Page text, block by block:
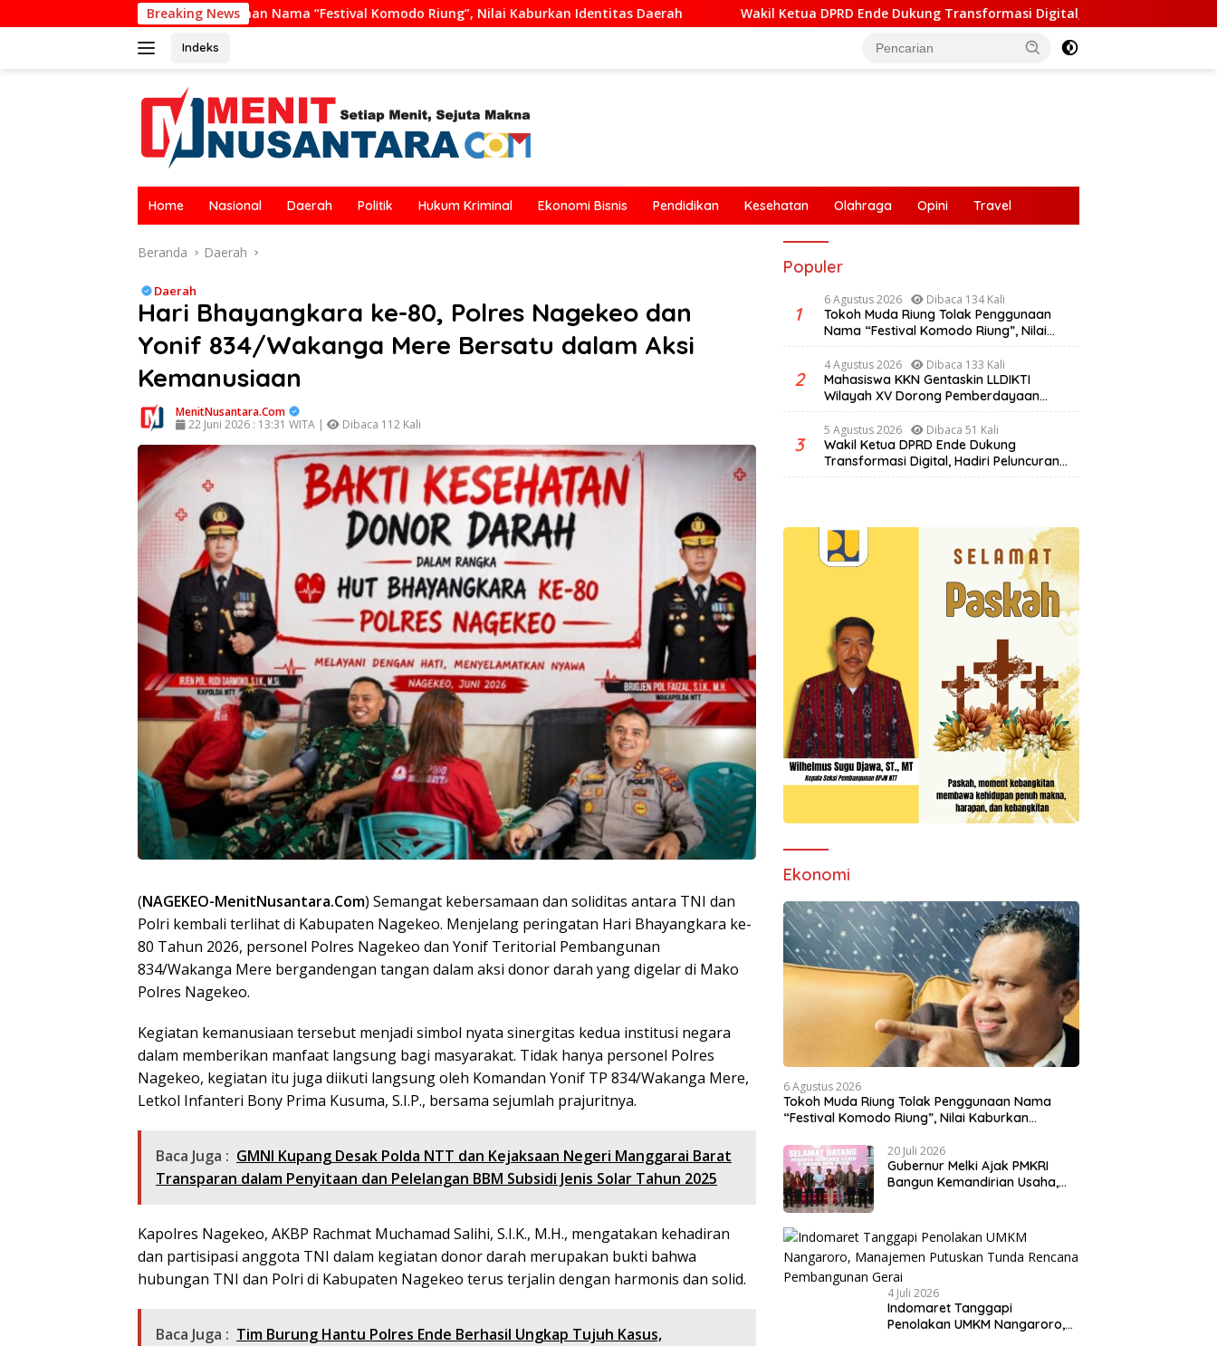
ke
Breaking News
Nama “Festival Komodo Riung”, Nilai Kaburkan Identitas Daerah Wakil Ketua DPRD Ende Dukung Transformasi Digital, Hadiri Peluncuran ELiA dan Implementasi SRIKANDI
Indeks
Home Nasional Daerah Politik Hukum Kriminal Ekonomi Bisnis Pendidikan Kesehatan Olahraga Opini Travel
Beranda Daerah
Daerah
Hari Bhayangkara ke-80, Polres Nagekeo dan
Yonif 834/Wakanga Mere Bersatu dalam Aksi
Kemanusiaan
MenitNusantara.Com
22 Juni 2026 : 13:31 WITA |
Dibaca 112 Kali
(NAGEKEO-MenitNusantara.Com) Semangat kebersamaan dan soliditas antara TNI dan
Polri kembali terlihat di Kabupaten Nagekeo. Menjelang peringatan Hari Bhayangkara ke-
80 Tahun 2026, personel Polres Nagekeo dan Yonif Teritorial Pembangunan
834/Wakanga Mere bergandengan tangan dalam aksi donor darah yang digelar di Mako
Polres Nagekeo.
Kegiatan kemanusiaan tersebut menjadi simbol nyata sinergitas kedua institusi negara
dalam memberikan manfaat langsung bagi masyarakat. Tidak hanya personel Polres
Nagekeo, kegiatan itu juga diikuti langsung oleh Komandan Yonif TP 834/Wakanga Mere,
Letkol Infanteri Bony Prima Kusuma, S.I.P., bersama sejumlah prajuritnya.
Baca Juga : GMNI Kupang Desak Polda NTT dan Kejaksaan Negeri Manggarai Barat
Transparan dalam Penyitaan dan Pelelangan BBM Subsidi Jenis Solar Tahun 2025
Kapolres Nagekeo, AKBP Rachmat Muchamad Salihi, S.I.K., M.H., mengatakan kehadiran
dan partisipasi anggota TNI dalam kegiatan donor darah merupakan bukti bahwa
hubungan TNI dan Polri di Kabupaten Nagekeo terus terjalin dengan harmonis dan solid.
Baca Juga : Tim Burung Hantu Polres Ende Berhasil Ungkap Tujuh Kasus,
Populer
1
6 Agustus 2026 Dibaca 134 Kali
Tokoh Muda Riung Tolak Penggunaan
Nama “Festival Komodo Riung”, Nilai
Kaburkan Identitas Daerah
2
4 Agustus 2026 Dibaca 133 Kali
Mahasiswa KKN Gentaskin LLDIKTI
Wilayah XV Dorong Pemberdayaan
Masyarakat Lewat Pelatihan Pengolahan
Hasil Alam di Desa Sisir
3
5 Agustus 2026 Dibaca 51 Kali
Wakil Ketua DPRD Ende Dukung
Transformasi Digital, Hadiri Peluncuran
ELiA dan Implementasi SRIKANDI
Ekonomi
6 Agustus 2026
Tokoh Muda Riung Tolak Penggunaan Nama
“Festival Komodo Riung”, Nilai Kaburkan
20 Juli 2026
Gubernur Melki Ajak PMKRI
Bangun Kemandirian Usaha,
4 Juli 2026
Indomaret Tanggapi
Penolakan UMKM Nangaroro,